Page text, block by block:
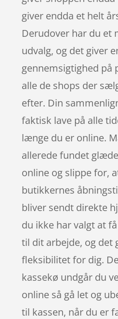
giver endda et helt
Derudover har du et
udvalg, og det giver
gennemsigtighed på
alle de shops der
efter. Din
faktisk lave på alle
længe du er online.
allerede fundet
online og slippe for,
butikkernes
bliver sendt direkte
du ikke har valgt at
til dit arbejde, og det
fleksibilitet for dig.
kassekø undgår du
online så gå let og
til kassen, når du er